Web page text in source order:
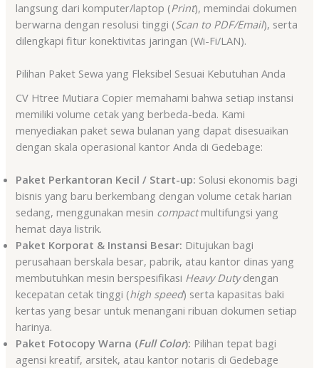
langsung dari komputer/laptop (Print), memindai dokumen
berwarna dengan resolusi tinggi (Scan to PDF/Email), serta
dilengkapi fitur konektivitas jaringan (Wi-Fi/LAN).
Pilihan Paket Sewa yang Fleksibel Sesuai Kebutuhan Anda
CV Htree Mutiara Copier memahami bahwa setiap instansi
memiliki volume cetak yang berbeda-beda. Kami
menyediakan paket sewa bulanan yang dapat disesuaikan
dengan skala operasional kantor Anda di Gedebage:
Paket Perkantoran Kecil / Start-up: Solusi ekonomis bagi
bisnis yang baru berkembang dengan volume cetak harian
sedang, menggunakan mesin compactmultifungsi yang
hemat daya listrik.
Paket Korporat & Instansi Besar: Ditujukan bagi
perusahaan berskala besar, pabrik, atau kantor dinas yang
membutuhkan mesin berspesifikasi Heavy Dutydengan
kecepatan cetak tinggi (high speed) serta kapasitas baki
kertas yang besar untuk menangani ribuan dokumen setiap
harinya.
Paket Fotocopy Warna (Full Color): Pilihan tepat bagi
agensi kreatif, arsitek, atau kantor notaris di Gedebage